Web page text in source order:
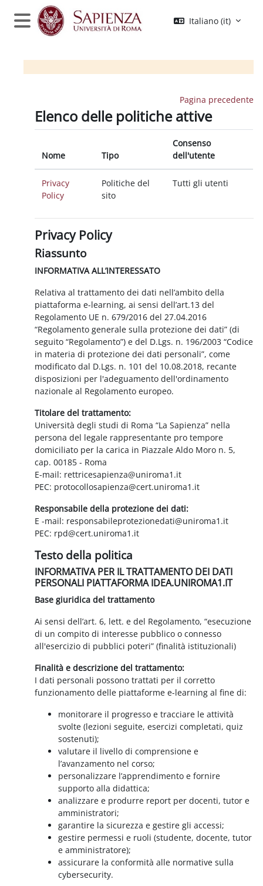
Vai al contenuto principale
Pannello laterale
Italiano ‎(it)‎
Pagina precedente
Elenco delle politiche attive
Nome Tipo
Consenso
dell'utente
Privacy
Policy
Politiche del
sito
Tutti gli utenti
Privacy Policy
Riassunto
INFORMATIVA ALL’INTERESSATO
Relativa al trattamento dei dati nell’ambito della
piattaforma e-learning, ai sensi dell’art.13 del
Regolamento UE n. 679/2016 del 27.04.2016
“Regolamento generale sulla protezione dei dati” (di
seguito “Regolamento”) e del D.Lgs. n. 196/2003 “Codice
in materia di protezione dei dati personali”, come
modificato dal D.Lgs. n. 101 del 10.08.2018, recante
disposizioni per l'adeguamento dell'ordinamento
nazionale al Regolamento europeo.
Titolare del trattamento:
Università degli studi di Roma “La Sapienza” nella
persona del legale rappresentante pro tempore
domiciliato per la carica in Piazzale Aldo Moro n. 5,
cap. 00185 - Roma
E-mail: rettricesapienza@uniroma1.it
PEC: protocollosapienza@cert.uniroma1.it
Responsabile della protezione dei dati:
E -mail: responsabileprotezionedati@uniroma1.it
PEC: rpd@cert.uniroma1.it
Testo della politica
INFORMATIVA PER IL TRATTAMENTO DEI DATI
PERSONALI PIATTAFORMA IDEA.UNIROMA1.IT
Base giuridica del trattamento
Ai sensi dell’art. 6, lett. e del Regolamento, “esecuzione
di un compito di interesse pubblico o connesso
all'esercizio di pubblici poteri” (finalità istituzionali)
Finalità e descrizione del trattamento:
I dati personali possono trattati per il corretto
funzionamento delle piattaforme e-learning al fine di:
monitorare il progresso e tracciare le attività
svolte (lezioni seguite, esercizi completati, quiz
sostenuti);
valutare il livello di comprensione e
l’avanzamento nel corso;
personalizzare l’apprendimento e fornire
supporto alla didattica;
analizzare e produrre report per docenti, tutor e
amministratori;
garantire la sicurezza e gestire gli accessi;
gestire permessi e ruoli (studente, docente, tutor
e amministratore);
assicurare la conformità alle normative sulla
cybersecurity.